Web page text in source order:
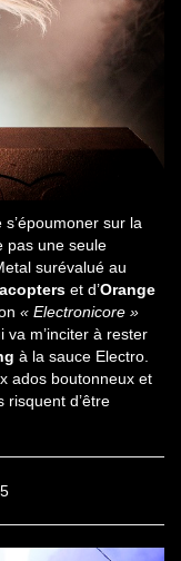
s’époumoner sur la
pas une seule
surévalué au
et d’Orange
« Electronicore »
va m’inciter à rester
à la sauce Electro.
ados boutonneux et
risquent d’être